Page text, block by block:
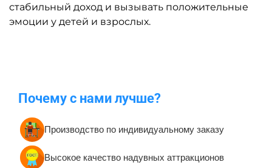
стабильный доход и вызывать положительные
эмоции у детей и взрослых.
Почему с нами лучше?
Производство по индивидуальному заказу
Высокое качество надувных аттракционов